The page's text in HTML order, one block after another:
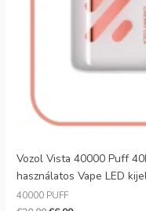
Vozol Vista 40000 Puff
használatos Vape LED
40000 PUFF